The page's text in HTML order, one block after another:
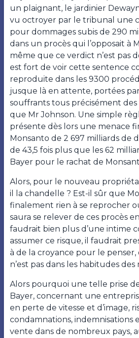
un plaignant, le jardinier
vu octroyer par le tribunal une
pour dommages subis de 290
dans un procès qui l’opposait à
même que ce verdict n’est pas
est fort de voir cette sentence
reproduite dans les 9300
jusque là en attente, portées
souffrants tous précisément
que Mr Johnson. Une simple
présente dès lors une menace
Monsanto de 2 697 milliards de
de 43,5 fois plus que les 62
Bayer pour le rachat de
Alors, pour le nouveau
il la chandelle ? Est-il sûr que
finalement rien à se reprocher
saura se relever de ces procès en
faudrait bien plus d’une intime
assumer ce risque, il faudrait
à de la croyance pour le
n’est pas dans les habitudes
Alors pourquoi une telle prise
Bayer, concernant une
en perte de vitesse et d’image,
condamnations, indemnisations
vente dans de nombreux pays,